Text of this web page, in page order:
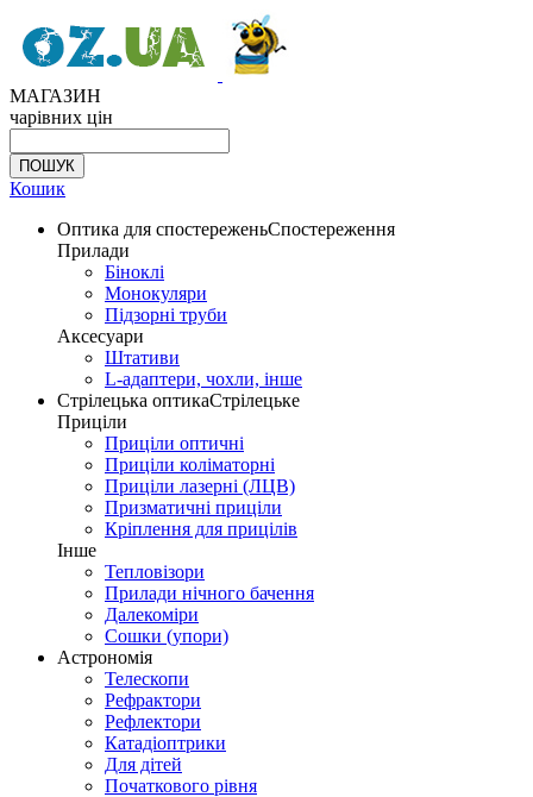
МАГАЗИН
чарівних цін
Кошик
Оптика для спостереженьСпостереження
Прилади
Біноклі
Монокуляри
Підзорні труби
Аксесуари
Штативи
L-адаптери, чохли, інше
Стрілецька оптикаСтрілецьке
Приціли
Приціли оптичні
Приціли коліматорні
Приціли лазерні (ЛЦВ)
Призматичні приціли
Кріплення для прицілів
Інше
Тепловізори
Прилади нічного бачення
Далекоміри
Сошки (упори)
Астрономія
Телескопи
Рефрактори
Рефлектори
Катадіоптрики
Для дітей
Початкового рівня